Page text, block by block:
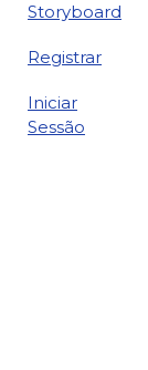
Storyboard
Registrar
Iniciar
Sessão